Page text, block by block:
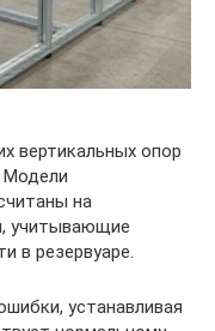
вертикальных опор
Модели
на
учитывающие
в резервуаре.
устанавливая